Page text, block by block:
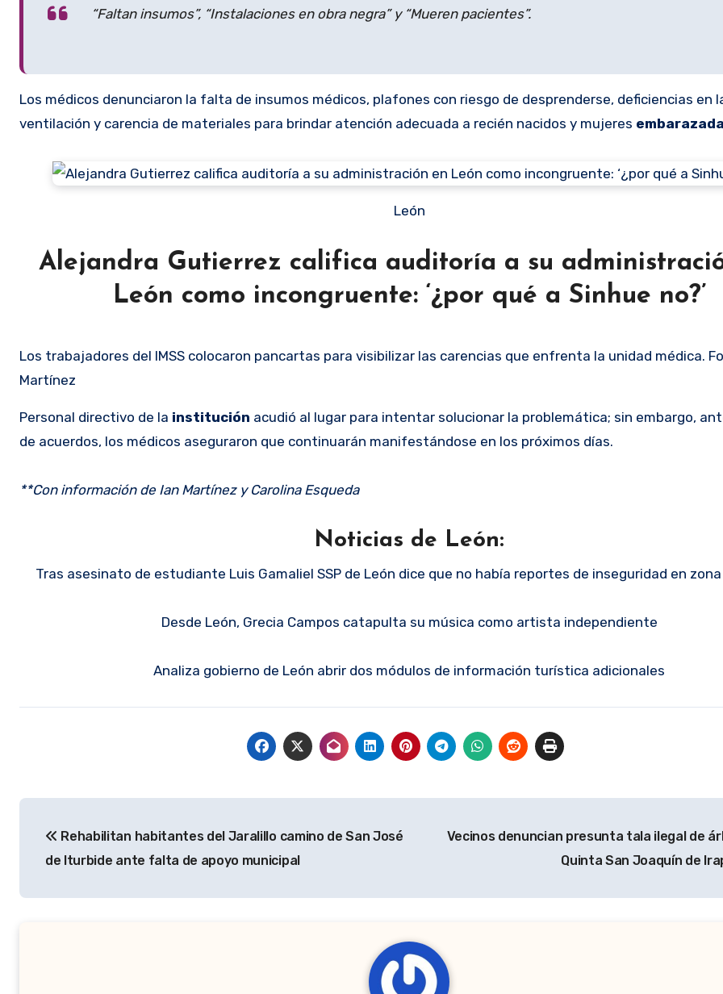
“Faltan insumos”, “Instalaciones en obra negra” y “Mueren pacientes”.
Los médicos denunciaron la falta de insumos médicos, plafones con riesgo de desprenderse, deficiencias en
ventilación y carencia de materiales para brindar atención adecuada a recién nacidos y mujeres
León
Alejandra Gutierrez califica auditoría a su
León como incongruente: ‘¿por qué a Sinhue no?’
Los trabajadores del IMSS colocaron pancartas para visibilizar las carencias que enfrenta la unidad médica.
Martínez
Personal directivo de la institución acudió al lugar para intentar solucionar la problemática; sin embargo,
de acuerdos, los médicos aseguraron que continuarán manifestándose en los próximos días.
**Con información de Ian Martínez y Carolina Esqueda
Noticias de León:
Tras asesinato de estudiante Luis Gamaliel SSP de León dice que no había reportes de inseguridad en zona
Desde León, Grecia Campos catapulta su música como artista independiente
Analiza gobierno de León abrir dos módulos de información turística adicionales
de
Rehabilitan habitantes del Jaralillo camino de San José
de Iturbide ante falta de apoyo municipal
Vecinos denuncian presunta tala ilegal de
Quinta San Joaquín de